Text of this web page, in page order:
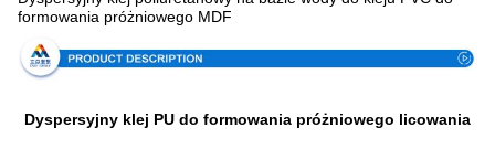
formowania próżniowego MDF
Dyspersyjny klej PU do formowania próżniowego licowania